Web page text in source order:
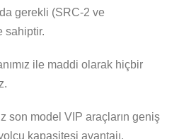
gerekli (SRC-2 ve
sahiptir.
ile maddi olarak hiçbir
son model VIP araçların geniş
kapasitesi avantajı,